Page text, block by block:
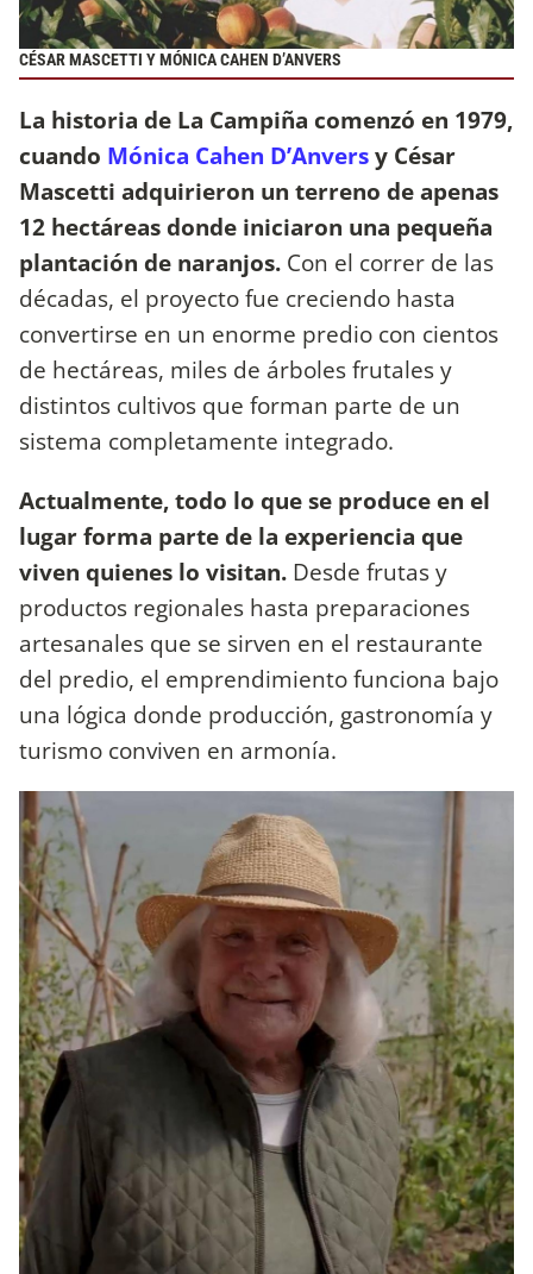
CÉSAR MASCETTI Y MÓNICA CAHEN D’ANVERS
La historia de La Campiña comenzó en 1979,
cuando Mónica Cahen D’Anversy César
Mascetti adquirieron un terreno de apenas
12 hectáreas donde iniciaron una pequeña
plantación de naranjos. Con el correr de las
décadas, el proyecto fue creciendo hasta
convertirse en un enorme predio con cientos
de hectáreas, miles de árboles frutales y
distintos cultivos que forman parte de un
sistema completamente integrado.
Actualmente, todo lo que se produce en el
lugar forma parte de la experiencia que
viven quienes lo visitan. Desde frutas y
productos regionales hasta preparaciones
artesanales que se sirven en el restaurante
del predio, el emprendimiento funciona bajo
una lógica donde producción, gastronomía y
turismo conviven en armonía.